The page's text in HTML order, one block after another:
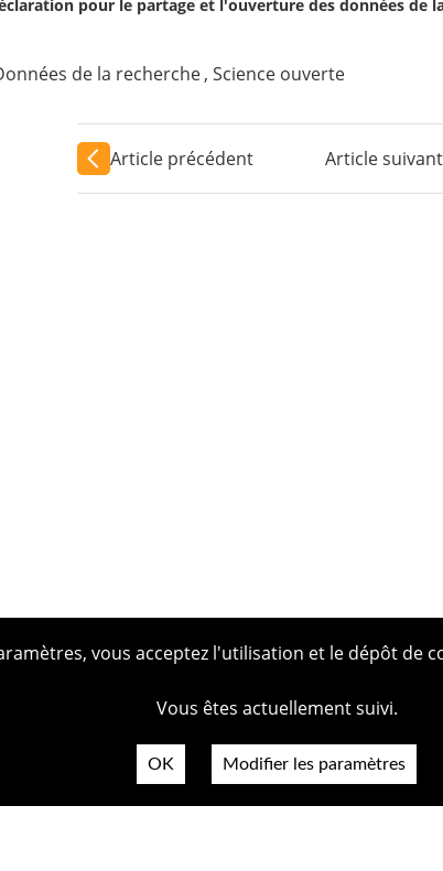
pour le partage et l'ouverture des données
de la recherche, Science ouverte
Article précédent Article suivant
vous acceptez l'utilisation et le dépôt de
Vous êtes actuellement suivi.
OK Modifier les paramètres